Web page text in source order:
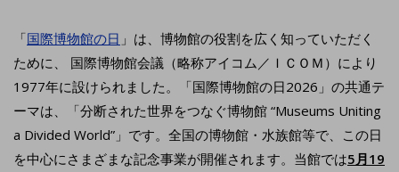
「国際博物館の日 」は、博物館の役割を広く知っていただく
ために、 国際博物館会議（略称アイコム／ＩＣＯＭ）により
1977年に設けられました。「国際博物館の日2026」の共通テ
ーマは、「分断された世界をつなぐ博物館 “Museums Uniting
a Divided World”」です。全国の博物館・水族館等で、この日
を中心にさまざまな記念事業が開催されます。当館では5月19